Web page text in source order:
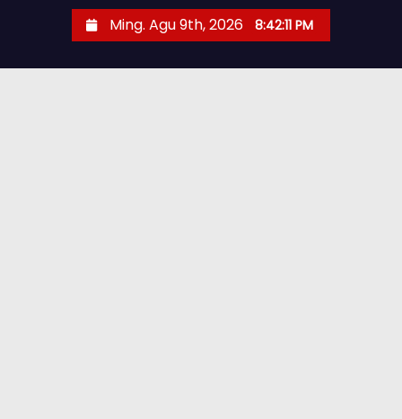
Ming. Agu 9th, 2026 8:42:12 PM